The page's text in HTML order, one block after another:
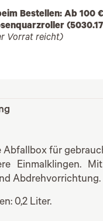
Bestellen: Ab 100
Vorrat reicht)
Abfallbox für
Einmalklingen.
Abdrehvorrichtung.
0,2 Liter.